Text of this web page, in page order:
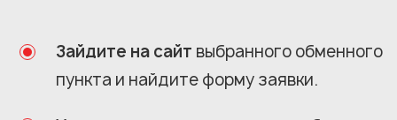
Зайдите на сайт выбранного обменного
пункта и найдите форму заявки.